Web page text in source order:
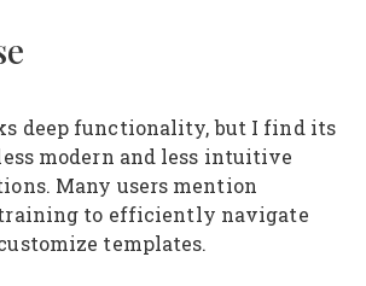
deep functionality, but I find its
modern and less intuitive
Many users mention
to efficiently navigate
templates.